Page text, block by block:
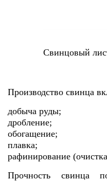
Свинцовый
Производство свинца
добыча руды;
дробление;
обогащение;
плавка;
рафинирование
Прочность свинца